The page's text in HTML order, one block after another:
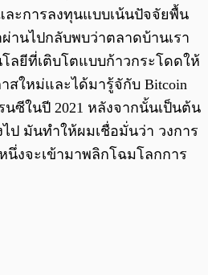
ะการลงทุนแบบเน้นปัจจัยพื้น
านไปกลับพบว่าตลาดบ้านเรา
ลยีที่เติบโตแบบก้าวกระโดดให้
สใหม่และได้มารู้จักับ Bitcoin
นซีในปี 2021 หลังจากนั้นเป็นต้น
ป มันทำให้ผมเชื่อมั่นว่า วงการ
งจะเข้ามาพลิกโฉมโลกการ